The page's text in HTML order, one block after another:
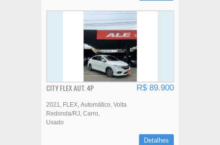
CITY FLEX AUT. 4P R$ 89.900
2021 FLEX Automático Volta
Redonda/RJ Carro
Usado
Detalhes